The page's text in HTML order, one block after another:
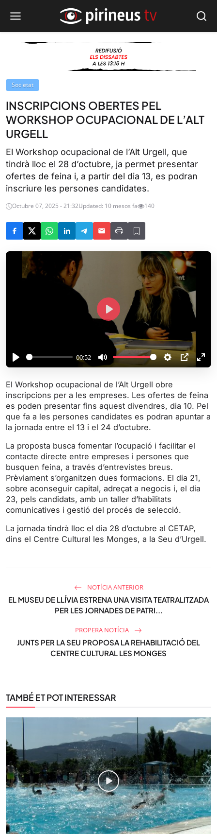
Societat
INSCRIPCIONS OBERTES PEL
WORKSHOP OCUPACIONAL DE L’ALT
URGELL
El Workshop ocupacional de l’Alt Urgell, que
tindrà lloc el 28 d’octubre, ja permet presentar
ofertes de feina i, a partir del dia 13, es podran
inscriure les persones candidates.
Octubre 07, 2025 - 21:32Updated: 10 mesos fa 140
P
a
y
00:52
M
t
e
S
t
i
g
s
P
P
E
t
e
r
n
P
l
a
El Workshop ocupacional de l’Alt Urgell obre
inscripcions per a les empreses. Les ofertes de feina
es poden presentar fins aquest divendres, dia 10. Pel
que fa a les persones candidates es podran apuntar a
la jornada entre el 13 i el 24 d’octubre.
La proposta busca fomentar l’ocupació i facilitar el
contacte directe entre empreses i persones que
busquen feina, a través d’entrevistes breus.
Prèviament s’organitzen dues formacions. El dia 21,
sobre aconseguir capital, adreçat a negocis i, el dia
23, pels candidats, amb un taller d’habilitats
comunicatives i gestió del procés de selecció.
La jornada tindrà lloc el dia 28 d’octubre al CETAP,
dins el Centre Cultural les Monges, a la Seu d’Urgell.
NOTÍCIA ANTERIOR
EL MUSEU DE LLÍVIA ESTRENA UNA VISITA TEATRALITZADA
PER LES JORNADES DE PATRI...
PROPERA NOTÍCIA
JUNTS PER LA SEU PROPOSA LA REHABILITACIÓ DEL
CENTRE CULTURAL LES MONGES
TAMBÉ ET POT INTERESSAR